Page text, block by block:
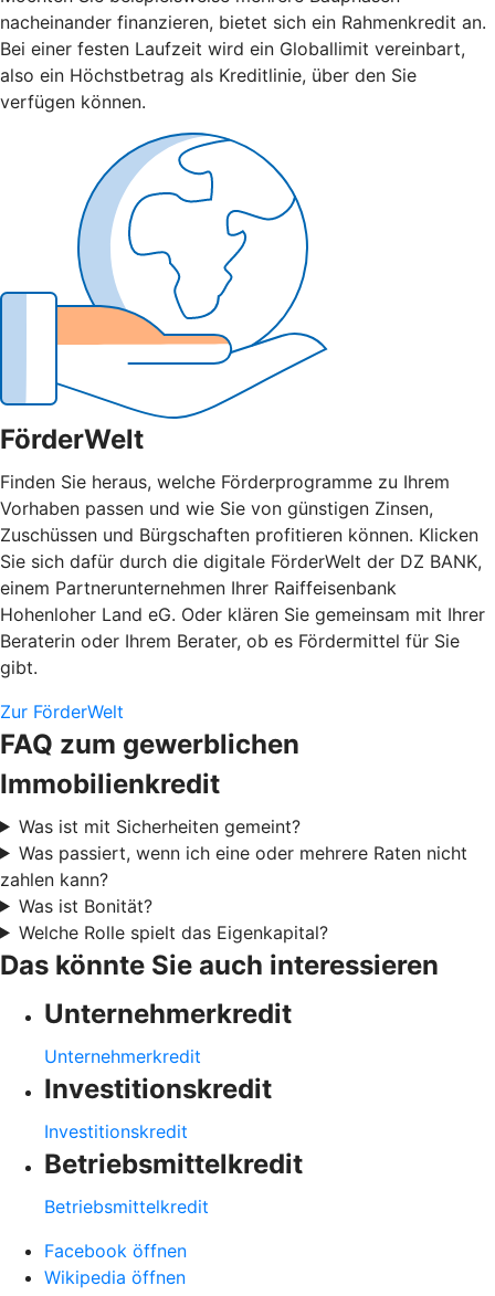
nacheinander finanzieren, bietet sich ein Rahmenkredit an.
Bei einer festen Laufzeit wird ein Globallimit vereinbart,
also ein Höchstbetrag als Kreditlinie, über den Sie
verfügen können.
FörderWelt
Finden Sie heraus, welche Förderprogramme zu Ihrem
Vorhaben passen und wie Sie von günstigen Zinsen,
Zuschüssen und Bürgschaften profitieren können. Klicken
Sie sich dafür durch die digitale FörderWelt der DZ BANK,
einem Partnerunternehmen Ihrer Raiffeisenbank
Hohenloher Land eG. Oder klären Sie gemeinsam mit Ihrer
Beraterin oder Ihrem Berater, ob es Fördermittel für Sie
gibt.
Zur FörderWelt
FAQ zum gewerblichen
Immobilienkredit
Was ist mit Sicherheiten gemeint?
Was passiert, wenn ich eine oder mehrere Raten nicht
zahlen kann?
Was ist Bonität?
Welche Rolle spielt das Eigenkapital?
Das könnte Sie auch interessieren
Unternehmerkredit
Unternehmerkredit
Investitionskredit
Investitionskredit
Betriebsmittelkredit
Betriebsmittelkredit
Facebook öffnen
Wikipedia öffnen